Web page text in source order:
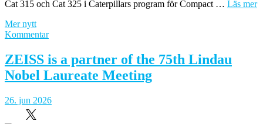
Cat 315 och Cat 325 i Caterpillars program för Compact … Läs mer
Mer nytt
Kommentarom
kompakta
bandgrävmaskinen
Cat
ZEISS is a partner of the 75th Lindau
Nobel Laureate Meeting
26. jun 2026